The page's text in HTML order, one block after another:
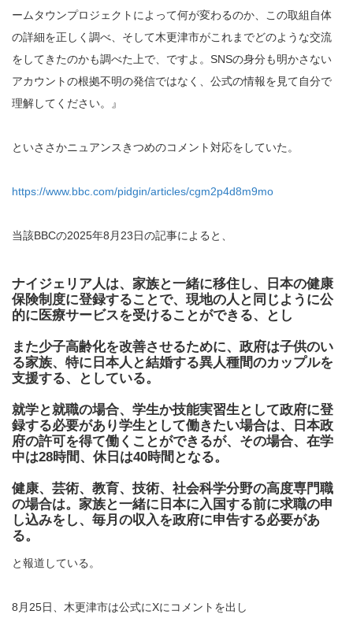
ームタウンプロジェクトによって何が変わるのか、この取組自体
の詳細を正しく調べ、そして木更津市がこれまでどのような交流
をしてきたのかも調べた上で、ですよ。SNSの身分も明かさない
アカウントの根拠不明の発信ではなく、公式の情報を見て自分で
理解してください。』
といささかニュアンスきつめのコメント対応をしていた。
https://www.bbc.com/pidgin/articles/cgm2p4d8m9mo
当該BBCの2025年8月23日の記事によると、
ナイジェリア人は、家族と一緒に移住し、日本の健康
保険制度に登録することで、現地の人と同じように公
的に医療サービスを受けることができる、とし
また少子高齢化を改善させるために、政府は子供のい
る家族、特に日本人と結婚する異人種間のカップルを
支援する、としている。
就学と就職の場合、学生か技能実習生として政府に登
録する必要があり学生として働きたい場合は、日本政
府の許可を得て働くことができるが、その場合、在学
中は28時間、休日は40時間となる。
健康、芸術、教育、技術、社会科学分野の高度専門職
の場合は。家族と一緒に日本に入国する前に求職の申
し込みをし、毎月の収入を政府に申告する必要があ
る。
と報道している。
8月25日、木更津市は公式にXにコメントを出し